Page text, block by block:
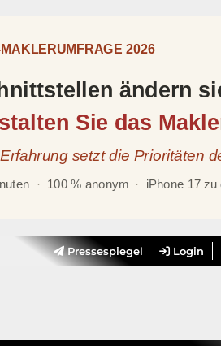
Pressespiegel Login